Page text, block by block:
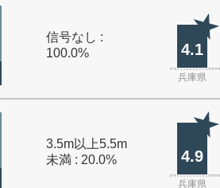
信号なし :
100.0%
4.1
兵庫県
3.5m以上5.5m
未満 : 20.0%
4.9
兵庫県